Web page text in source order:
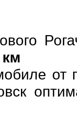
от